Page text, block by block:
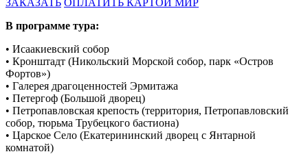
В программе тура:
• Исаакиевский собор
• Кронштадт (Никольский Морской собор, парк «Остров
Фортов»)
• Галерея драгоценностей Эрмитажа
• Петергоф (Большой дворец)
• Петропавловская крепость (территория, Петропавловский
собор, тюрьма Трубецкого бастиона)
• Царское Село (Екатерининский дворец с Янтарной
комнатой)